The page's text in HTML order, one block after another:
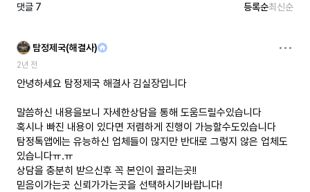
댓글 7 등록순최신순
탐정제국(해결사)
2년 전
안녕하세요 탐정제국 해결사 김실장입니다
말씀하신 내용을보니 자세한상담을 통해 도움드릴수있습니다
혹시나 빠진 내용이 있다면 저렴하게 진행이 가능할수도있습니다
탐정톡앱에는 유능하신 업체들이 많지만 반대로 그렇지 않은 업체도
있습니다ㅠ.ㅠ
상담을 충분히 받으신후 꼭 본인이 끌리는곳!!
믿음이가는곳 신뢰가가는곳을 선택하시기바랍니다!